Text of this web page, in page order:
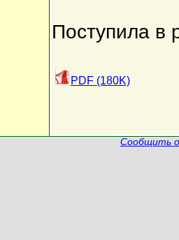
Поступила в
PDF (180K)
Сообщить о